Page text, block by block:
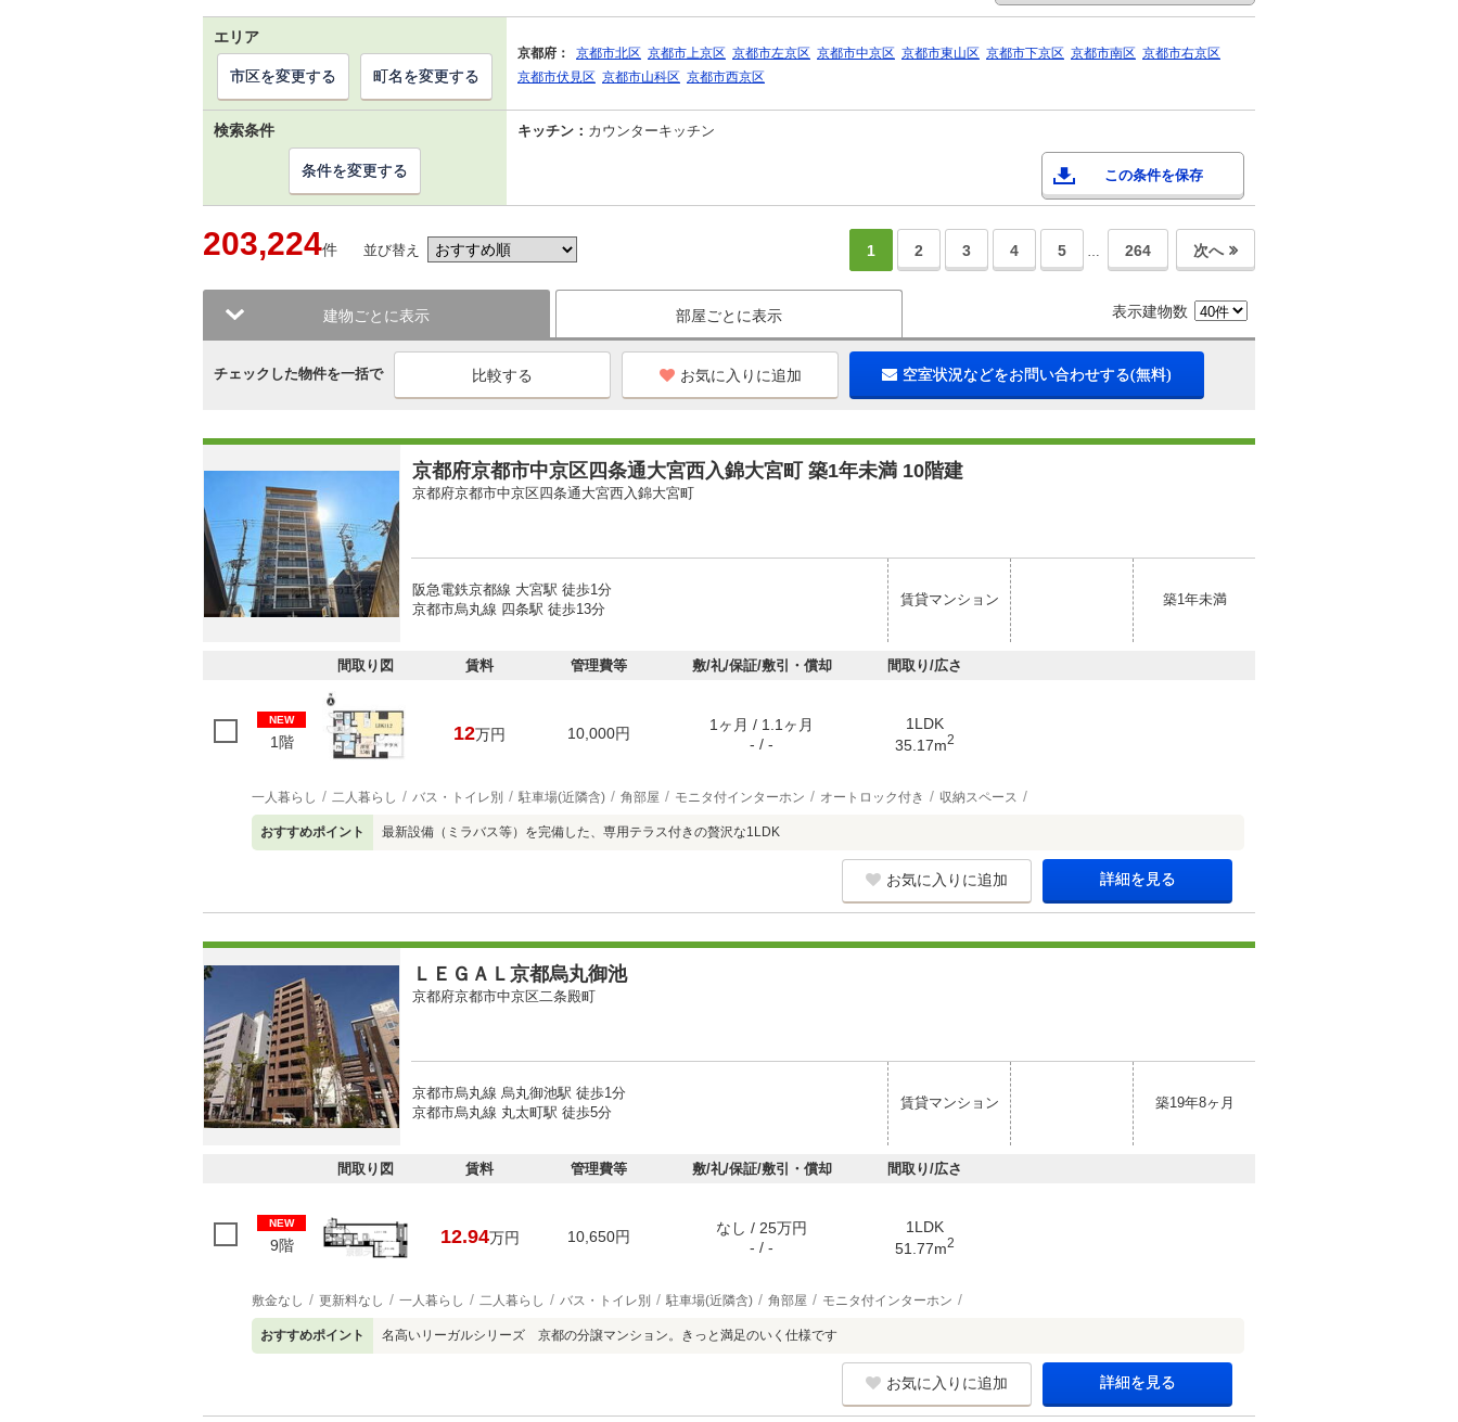
エリア
京都府： 京都市北区 京都市上京区 京都市左京区 京都市中京区 京都市東山区 京都市下京区 京都市南区 京都市右京区
京都市伏見区 京都市山科区 京都市西京区
市区を変更する 町名を変更する
検索条件 キッチン： カウンターキッチン
この条件を保存
条件を変更する
203,224件 並び替え 1 2 3 4 5 … 264 次へ
建物ごとに表示 部屋ごとに表示 表示建物数
チェックした物件を一括で お気に入りに追加 空室状況などをお問い合わせする(無料)
京都府京都市中京区四条通大宮西入錦大宮町 築1年未満 10階建
京都府京都市中京区四条通大宮西入錦大宮町
阪急電鉄京都線 大宮駅 徒歩1分
京都市烏丸線 四条駅 徒歩13分
賃貸マンション 築1年未満
間取り図 賃料 管理費等 敷/礼/保証/敷引・償却 間取り/広さ
NEW
1階 12万円 10,000円
1ヶ月 / 1.1ヶ月
- / -
1LDK
35.17m2
一人暮らし 二人暮らし バス・トイレ別 駐車場(近隣含) 角部屋 モニタ付インターホン オートロック付き 収納スペース
おすすめポイント 最新設備（ミラバス等）を完備した、専用テラス付きの贅沢な1LDK
お気に入りに追加 詳細を見る
ＬＥＧＡＬ京都烏丸御池
京都府京都市中京区二条殿町
京都市烏丸線 烏丸御池駅 徒歩1分
京都市烏丸線 丸太町駅 徒歩5分
賃貸マンション 築19年8ヶ月
間取り図 賃料 管理費等 敷/礼/保証/敷引・償却 間取り/広さ
NEW
9階 12.94万円 10,650円
なし / 25万円
- / -
1LDK
51.77m2
敷金なし 更新料なし 一人暮らし 二人暮らし バス・トイレ別 駐車場(近隣含) 角部屋 モニタ付インターホン
おすすめポイント 名高いリーガルシリーズ 京都の分譲マンション。きっと満足のいく仕様です
お気に入りに追加 詳細を見る